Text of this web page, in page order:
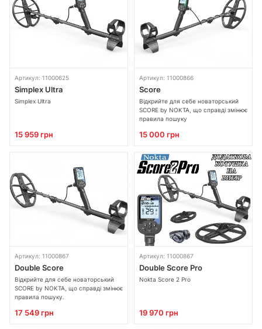
Артикул: 11000625
Simplex Ultra
Simplex Ultra
15 959 грн
Артикул: 11000866
Score
Відкрийте для себе новаторський
SCORE by NOKTA, що справді змінює
правила пошуку
15 000 грн
Артикул: 11000867
Double Score
Відкрийте для себе новаторський
SCORE by NOKTA, що справді змінює
правила пошуку.
17 549 грн
Артикул: 11000867
Double Score Pro
Nokta Score 2 Pro
19 970 грн